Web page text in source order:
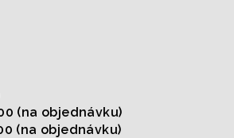
(na objednávku)
(na objednávku)